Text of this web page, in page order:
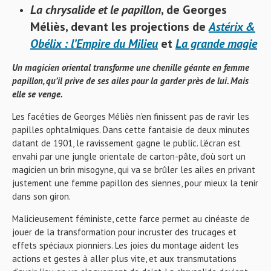
La chrysalide et le papillon, de Georges
Méliès, devant les projections deAstérix &
Obélix : l’Empire du MilieuetLa grande magie
Un magicien oriental transforme une chenille géante en femme
papillon, qu’il prive de ses ailes pour la garder près de lui. Mais
elle se venge.
Les facéties de Georges Méliès n’en finissent pas de ravir les
papilles ophtalmiques. Dans cette fantaisie de deux minutes
datant de 1901, le ravissement gagne le public. L’écran est
envahi par une jungle orientale de carton-pâte, d’où sort un
magicien un brin misogyne, qui va se brûler les ailes en privant
justement une femme papillon des siennes, pour mieux la tenir
dans son giron.
Malicieusement féministe, cette farce permet au cinéaste de
jouer de la transformation pour incruster des trucages et
effets spéciaux pionniers. Les joies du montage aident les
actions et gestes à aller plus vite, et aux transmutations